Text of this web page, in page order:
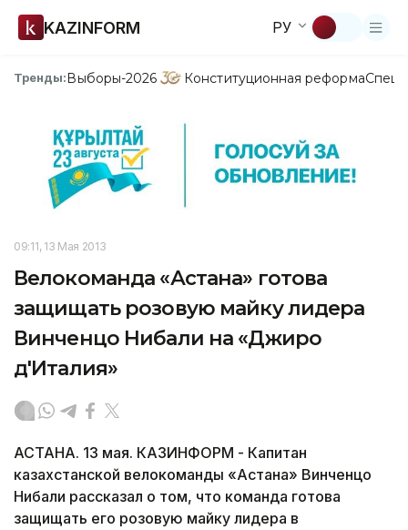
KAZINFORM РУ
Тренды:Выборы-2026 Конституционная реформа
09:11, 13 Мая 2013
Велокоманда «Астана» готова
защищать розовую майку лидера
Винченцо Нибали на «Джиро
д'Италия»
АСТАНА. 13 мая. КАЗИНФОРМ - Капитан
казахстанской велокоманды «Астана» Винченцо
Нибали рассказал о том, что команда готова
защищать его розовую майку лидера в